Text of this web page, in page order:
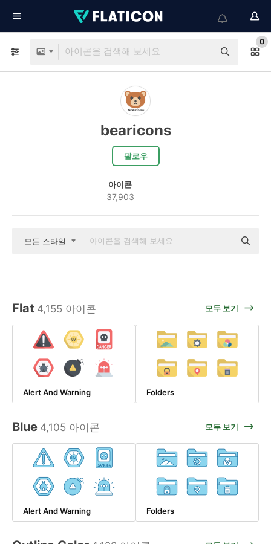
0
bearicons
팔로우
아이콘
37,903
모든 스타일
Flat 4,155 아이콘 모두 보기
Alert And Warning Folders
Blue 4,105 아이콘 모두 보기
Alert And Warning Folders